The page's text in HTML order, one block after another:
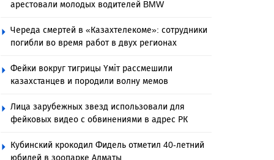
арестовали молодых водителей BMW
Череда смертей в «Казахтелекоме»: сотрудники
погибли во время работ в двух регионах
Фейки вокруг тигрицы Үміт рассмешили
казахстанцев и породили волну мемов
Лица зарубежных звезд использовали для
фейковых видео с обвинениями в адрес РК
Кубинский крокодил Фидель отметил 40-летний
юбилей в зоопарке Алматы